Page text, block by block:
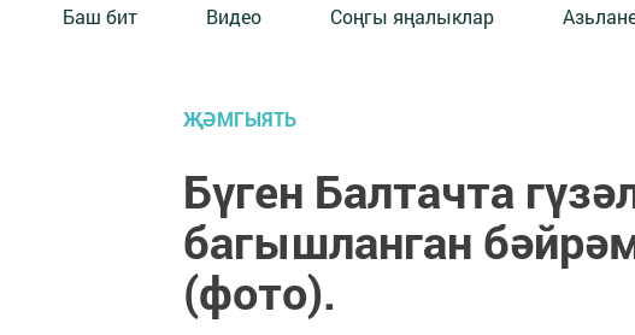
Баш бит Видео Соңгы яңалыклар
ҖӘМГЫЯТЬ
Бүген Балтачта
багышланган
(фото).